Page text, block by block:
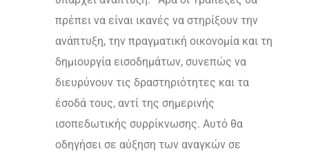
πρέπει να είναι ικανές να στηρίξουν την
ανάπτυξη, την πραγματική οικονομία και τη
δημιουργία εισοδημάτων, συνεπώς να
διευρύνουν τις δραστηριότητες και τα
έσοδά τους, αντί της σημερινής
ισοπεδωτικής συρρίκνωσης. Αυτό θα
οδηγήσει σε αύξηση των αναγκών σε